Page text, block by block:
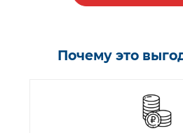
Почему это